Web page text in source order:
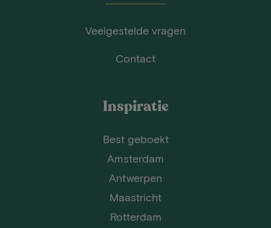
Veelgestelde vragen
Contact
Inspiratie
Best geboekt
Amsterdam
Antwerpen
Maastricht
Rotterdam